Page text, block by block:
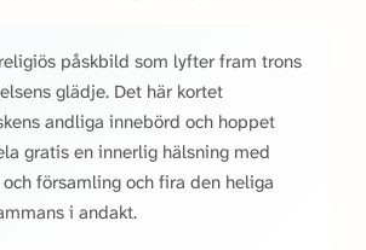
påskbild som lyfter fram trons
glädje. Det här kortet
andliga innebörd och hoppet
gratis en innerlig hälsning med
församling och fira den heliga
i andakt.